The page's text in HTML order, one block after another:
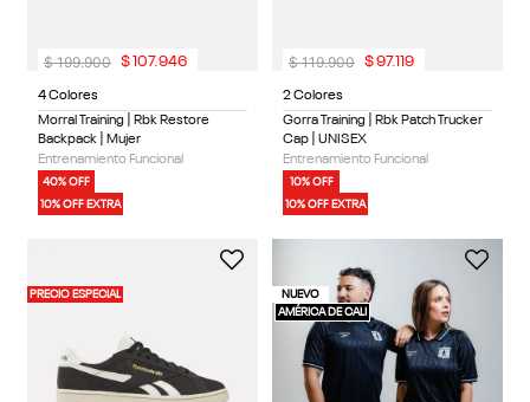
4 Colores
Morral Training | Rbk Restore
Backpack | Mujer
Entrenamiento Funcional
40% OFF
10% OFF EXTRA
$ 199.900 $ 107.946
2 Colores
Gorra Training | Rbk Patch Trucker
Cap | UNISEX
Entrenamiento Funcional
10% OFF
10% OFF EXTRA
$ 119.900 $97.119
PRECIO ESPECIAL
NUEVO
AMÉRICA DE CALI